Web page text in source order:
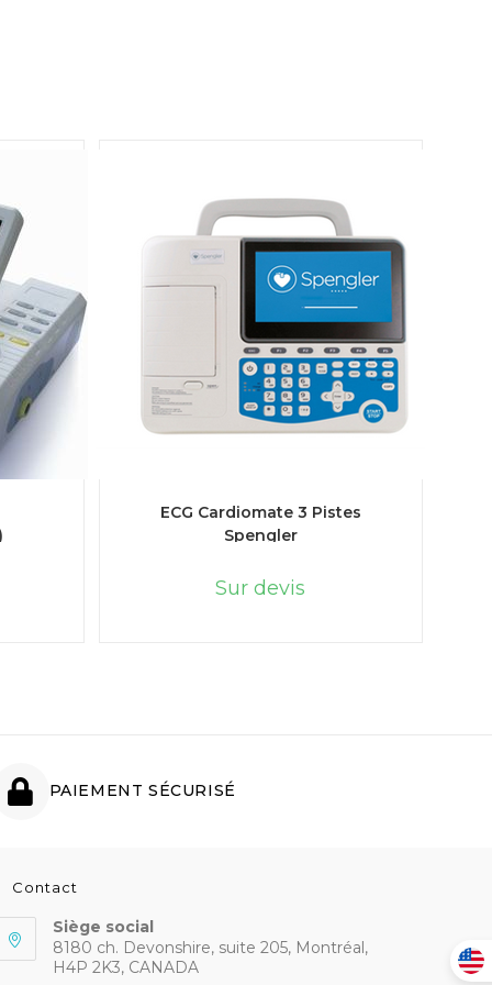
ECG Cardiomate 3 Pistes
Spengler
Sur devis
PAIEMENT SÉCURISÉ
Contact
Siège social
8180 ch. Devonshire, suite 205, Montréal,
H4P 2K3, CANADA